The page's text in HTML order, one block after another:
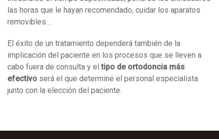
las horas que le hayan recomendado, cuidar los aparatos
removibles…
El éxito de un tratamiento dependerá también de la
implicación del paciente en los procesos que se lleven a
cabo fuera de consulta y eltipo de ortodoncia más
efectivo será el que determine el personal especialista
junto con la elección del paciente.